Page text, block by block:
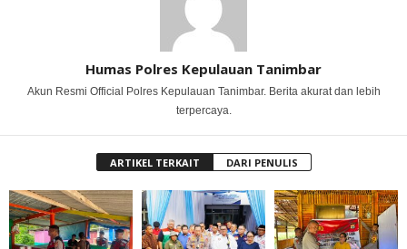
Humas Polres Kepulauan Tanimbar
Akun Resmi Official Polres Kepulauan Tanimbar. Berita akurat dan lebih
terpercaya.
ARTIKEL TERKAIT DARI PENULIS